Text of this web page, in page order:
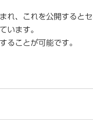
れ、これを公開すると
います。
ることが可能です。